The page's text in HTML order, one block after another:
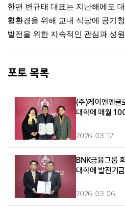
한편 변규태 대표는 지난해에도
활환경을 위해 교내 식당에 공기
발전을 위한 지속적인 관심과 성
포토 목록
(주)케이엔엔글
대학에 매월
2026-03-12
BNK금융그룹
대학에 발전기
2026-03-06